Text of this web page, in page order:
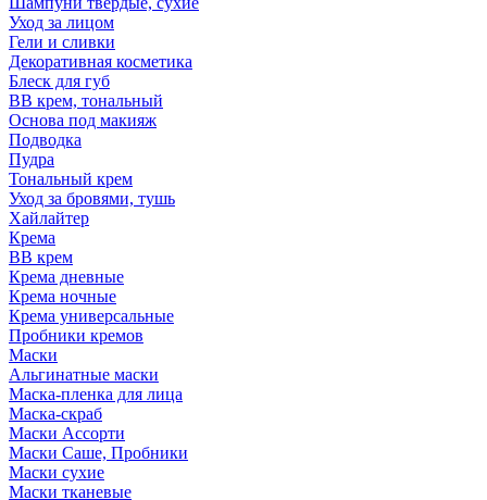
Уход за лицом
Гели и сливки
Декоративная косметика
Блеск для губ
ВВ крем, тональный
Основа под макияж
Подводка
Пудра
Тональный крем
Уход за бровями, тушь
Хайлайтер
Крема
ВВ крем
Крема дневные
Крема ночные
Крема универсальные
Пробники кремов
Маски
Альгинатные маски
Маска-пленка для лица
Маска-скраб
Маски Ассорти
Маски Саше, Пробники
Маски сухие
Маски тканевые